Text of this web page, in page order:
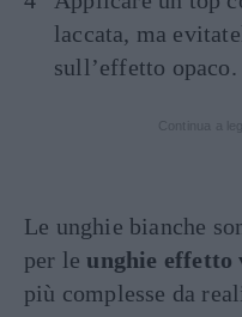
laccata, ma
sull’effetto opaco.
Le unghie bianche
per leunghie effetto
più complesse da